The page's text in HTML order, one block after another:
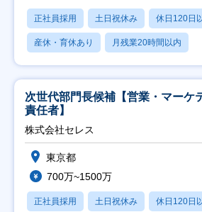
正社員採用 土日祝休み 休日120日
産休・育休あり 月残業20時間以内
次世代部門長候補【営業・マーケ
責任者】
株式会社セレス
東京都
700万~1500万
正社員採用 土日祝休み 休日120日